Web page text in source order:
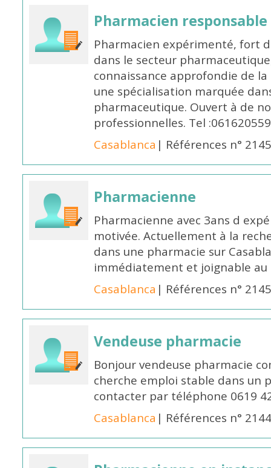
Pharmacien responsable
Pharmacien expérimenté, fort
dans le secteur
connaissance approfondie de
une spécialisation marquée
pharmaceutique. Ouvert à de
professionnelles. Tel
Casablanca | Références n°
Pharmacienne
Pharmacienne avec 3ans d
motivée. Actuellement à la
dans une pharmacie sur
immédiatement et joignable au
Casablanca | Références n°
Vendeuse pharmacie
Bonjour vendeuse pharmacie
cherche emploi stable dans un
contacter par téléphone 0619
Casablanca | Références n°